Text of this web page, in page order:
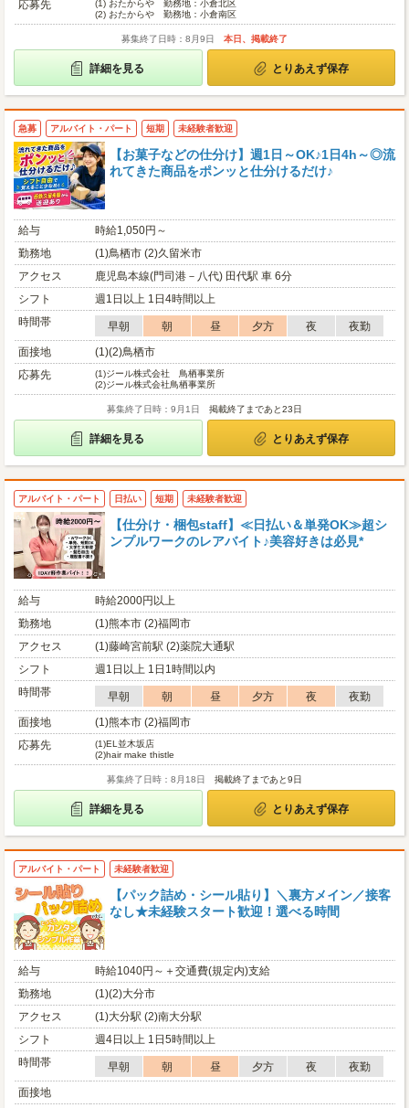
応募先 (1) おたからや 勤務地：小倉北区
(2) おたからや 勤務地：小倉南区
募集終了日時：8月9日 本日、掲載終了
詳細を見る とりあえず保存
急募 アルバイト・パート 短期 未経験者歓迎
【お菓子などの仕分け】週1日～OK♪1日4h～◎流
れてきた商品をポンッと仕分けるだけ♪
給与
時給1,050円～
勤務地
(1)鳥栖市 (2)久留米市
アクセス
鹿児島本線(門司港－八代) 田代駅 車 6分
シフト
週1日以上 1日4時間以上
時間帯
早朝 朝 昼 夕方 夜
夜勤
面接地
(1)(2)鳥栖市
応募先
(1)ジール株式会社 鳥栖事業所
(2)ジール株式会社鳥栖事業所
募集終了日時：9月1日 掲載終了まであと23日
詳細を見る とりあえず保存
アルバイト・パート 日払い 短期 未経験者歓迎
【仕分け・梱包staff】≪日払い＆単発OK≫超シ
ンプルワークのレアバイト♪美容好きは必見*
給与
時給2000円以上
勤務地
(1)熊本市 (2)福岡市
アクセス
(1)藤崎宮前駅 (2)薬院大通駅
シフト
週1日以上 1日1時間以内
時間帯
早朝 朝 昼 夕方 夜
夜勤
面接地
(1)熊本市 (2)福岡市
応募先
(1)EL並木坂店
(2)hair make thistle
募集終了日時：8月18日 掲載終了まであと9日
詳細を見る とりあえず保存
アルバイト・パート 未経験者歓迎
【パック詰め・シール貼り】＼裏方メイン／接客
なし★未経験スタート歓迎！選べる時間
給与
時給1040円～＋交通費(規定内)支給
勤務地
(1)(2)大分市
アクセス
(1)大分駅 (2)南大分駅
シフト
週4日以上 1日5時間以上
時間帯
早朝 朝 昼 夕方 夜
夜勤
面接地